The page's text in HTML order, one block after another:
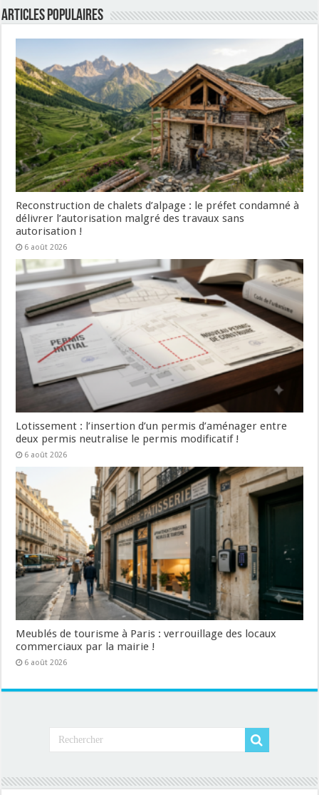
Articles populaires
Reconstruction de chalets d’alpage : le préfet condamné à
délivrer l’autorisation malgré des travaux sans
autorisation !
6 août 2026
Lotissement : l’insertion d’un permis d’aménager entre
deux permis neutralise le permis modificatif !
6 août 2026
Meublés de tourisme à Paris : verrouillage des locaux
commerciaux par la mairie !
6 août 2026